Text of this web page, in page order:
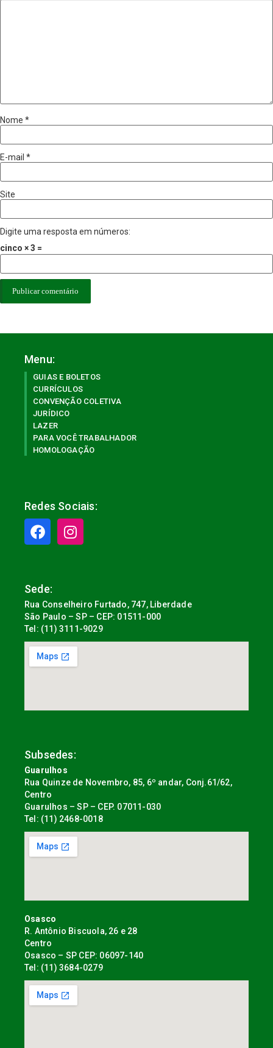
Nome *
E-mail *
Site
Digite uma resposta em números:
cinco × 3 =
Menu:
GUIAS E BOLETOS
CURRÍCULOS
CONVENÇÃO COLETIVA
JURÍDICO
LAZER
PARA VOCÊ TRABALHADOR
HOMOLOGAÇÃO
Redes Sociais:
Sede:
Rua Conselheiro Furtado, 747, Liberdade
São Paulo – SP – CEP: 01511-000
Tel: (11) 3111-9029
Subsedes:
Guarulhos
Rua Quinze de Novembro, 85, 6º andar, Conj.61/62,
Centro
Guarulhos – SP – CEP. 07011-030
Tel: (11) 2468-0018
Osasco
R. Antônio Biscuola, 26 e 28
Centro
Osasco – SP CEP: 06097-140
Tel: (11) 3684-0279